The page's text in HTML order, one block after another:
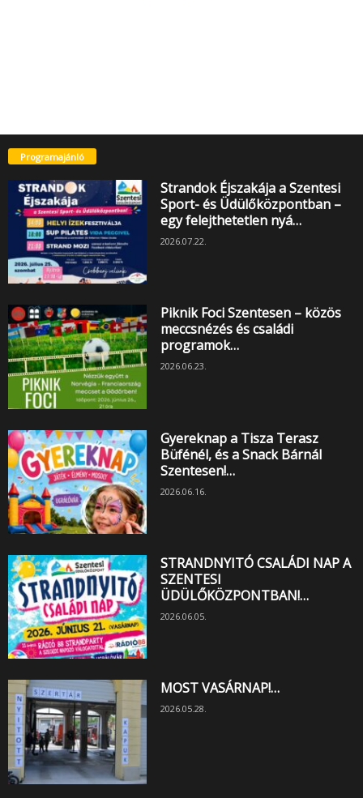
Programajánló
Strandok Éjszakája a Szentesi
Sport- és Üdülőközpontban –
egy felejthetetlen nyá…
2026.07.22.
Piknik Foci Szentesen – közös
meccsnézés és családi
programok…
2026.06.23.
Gyereknap a Tisza Terasz
Büfénél, és a Snack Bárnál
Szentesen!…
2026.06.16.
STRANDNYITÓ CSALÁDI NAP A
SZENTESI
ÜDÜLŐKÖZPONTBAN!…
2026.06.05.
MOST VASÁRNAP!…
2026.05.28.